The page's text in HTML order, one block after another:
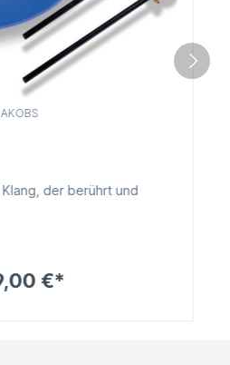
der berührt und
€*